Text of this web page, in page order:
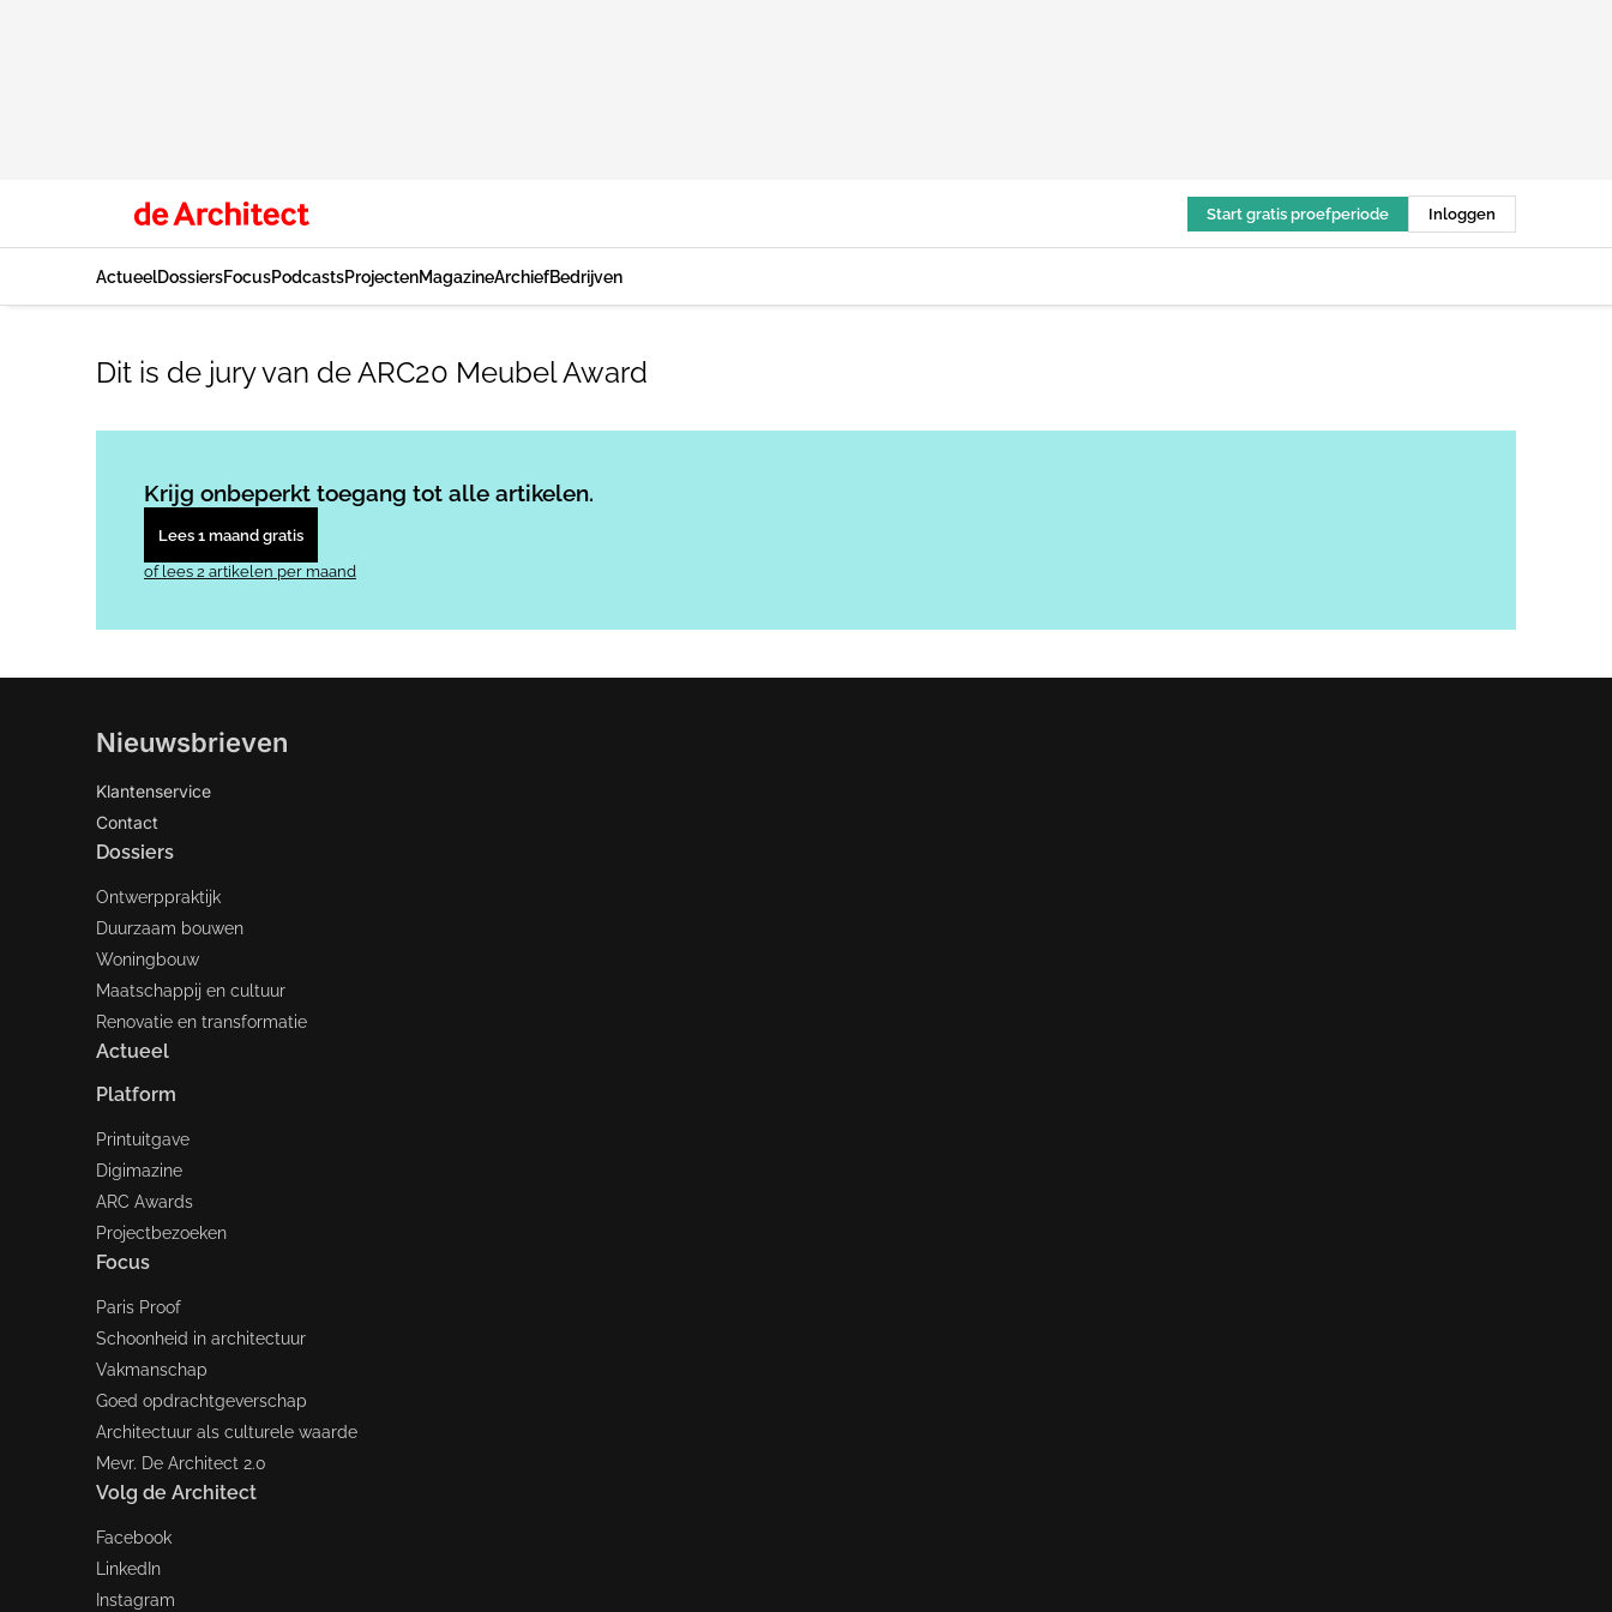
Start gratis proefperiode Inloggen
ActueelDossiersFocusPodcastsProjectenMagazineArchiefBedrijven
Dit is de jury van de ARC20 Meubel Award
Krijg onbeperkt toegang tot alle artikelen.
Lees 1 maand gratis
of lees 2 artikelen per maand
Nieuwsbrieven
Klantenservice
Contact
Dossiers
Ontwerppraktijk
Duurzaam bouwen
Woningbouw
Maatschappij en cultuur
Renovatie en transformatie
Actueel
Platform
Printuitgave
Digimazine
ARC Awards
Projectbezoeken
Focus
Paris Proof
Schoonheid in architectuur
Vakmanschap
Goed opdrachtgeverschap
Architectuur als culturele waarde
Mevr. De Architect 2.0
Volg de Architect
Facebook
LinkedIn
Instagram